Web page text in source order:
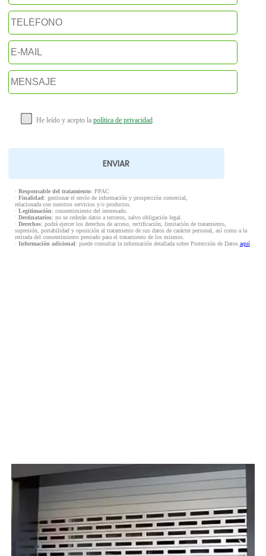
He leído y acepto la política de privacidad.
· Responsable del tratamiento: PPAC
· Finalidad: gestionar el envío de información y prospección comercial,
relacionada con nuestros servicios y/o productos.
· Legitimación: consentimiento del interesado.
· Destinatarios: no se cederán datos a terceros, salvo obligación legal.
· Derechos: podrá ejercer los derechos de acceso, rectificación, limitación de tratamiento,
supresión, portabilidad y oposición al tratamiento de sus datos de carácter personal, así como a la
retirada del consentimiento prestado para el tratamiento de los mismos.
· Información adicional: puede consultar la información detallada sobre Protección de Datos aquí.